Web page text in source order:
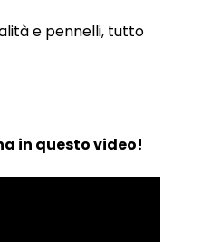
e pennelli, tutto
in questo video!